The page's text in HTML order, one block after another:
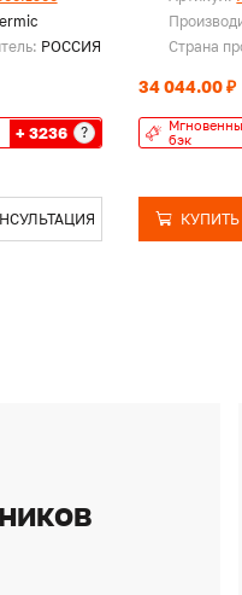
РОССИЯ
+ 3236 ?
Страна
34 044.00 ₽
бэк
КУПИТЬ